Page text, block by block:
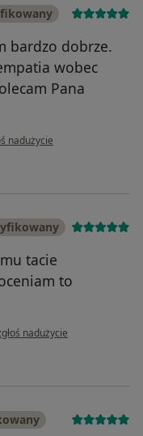
bardzo dobrze.
wobec
Pana
użytkownika Edward
nadużycie
tacie
to
opinii użytkownika Leszek K
nadużycie